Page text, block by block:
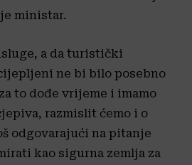
ministar.
a da turistički
ne bi bilo posebno
to dođe vrijeme i imamo
razmislit ćemo i o
odgovarajući na pitanje
kao sigurna zemlja za